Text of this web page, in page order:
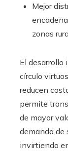
Mejor
zonas
El desarrollo
círculo
reducen
permite
de mayor
demanda de
invirtiendo